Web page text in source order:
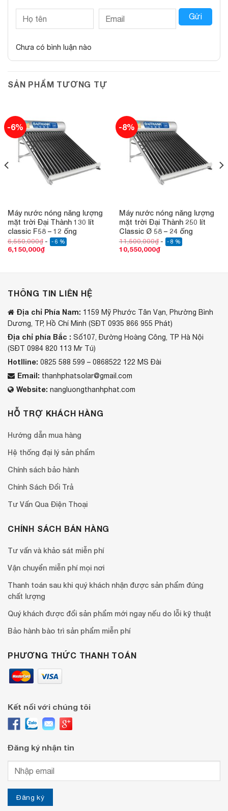
Gửi
Chưa có bình luận nào
SẢN PHẨM TƯƠNG TỰ
-6%
Máy nước nóng năng lượng
mặt trời Đại Thành 130 lít
classic F58 – 12 ống
6,550,000₫ - 6 %
6,150,000₫
-8%
Máy nước nóng năng lượng
mặt trời Đại Thành 250 lít
Classic Ø 58 – 24 ống
11,500,000₫ - 8 %
10,550,000₫
THÔNG TIN LIÊN HỆ
Địa chỉ Phía Nam: 1159 Mỹ Phước Tân Vạn, Phường Bình
Dương, TP, Hồ Chí Minh (SĐT 0935 866 955 Phát)
Địa chỉ phía Bắc : Số107, Đường Hoàng Công, TP Hà Nội
(SĐT 0984 820 113 Mr Tú)
Hotlline: 0825 588 599 – 0868522 122 MS Đài
Email: thanhphatsolar@gmail.com
Website: nangluongthanhphat.com
HỖ TRỢ KHÁCH HÀNG
Hướng dẫn mua hàng
Hệ thống đại lý sản phẩm
Chính sách bảo hành
Chính Sách Đổi Trả
Tư Vấn Qua Điện Thoại
CHÍNH SÁCH BÁN HÀNG
Tư vấn và khảo sát miễn phí
Vận chuyển miễn phí mọi nơi
Thanh toán sau khi quý khách nhận được sản phẩm đúng
chất lượng
Quý khách được đổi sản phẩm mới ngay nếu do lỗi kỹ thuật
Bảo hành bào trì sản phẩm miễn phí
PHƯƠNG THỨC THANH TOÁN
Kết nối với chúng tôi
Đăng ký nhận tin